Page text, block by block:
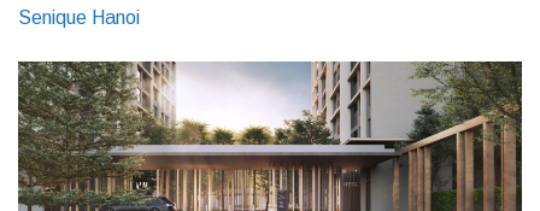
Senique Hanoi